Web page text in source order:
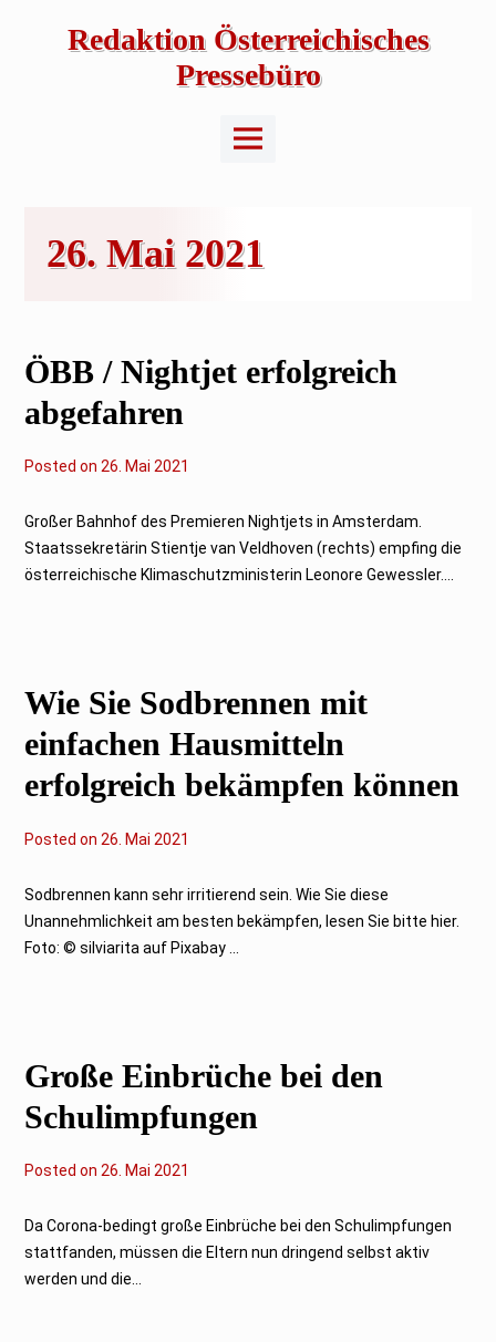
Redaktion Österreichisches
Pressebüro
Main
Menu
26. Mai 2021
ÖBB / Nightjet erfolgreich
abgefahren
Posted on2
e
r
u
26. Mai 2021
Großer Bahnhof des Premieren Nightjets in Amsterdam.
Staatssekretärin Stientje van Veldhoven (rechts) empfing die
österreichische Klimaschutzministerin Leonore Gewessler....
Wie Sie Sodbrennen mit
einfachen Hausmitteln
erfolgreich bekämpfen können
Posted on 2
M
i
2
26. Mai 2021
Sodbrennen kann sehr irritierend sein. Wie Sie diese
Unannehmlichkeit am besten bekämpfen, lesen Sie bitte hier.
Foto: © silviarita auf Pixabay ...
Große Einbrüche bei den
Schulimpfungen
Posted on2
M
i
2
26. Mai 2021
Da Corona-bedingt große Einbrüche bei den Schulimpfungen
stattfanden, müssen die Eltern nun dringend selbst aktiv
werden und die...